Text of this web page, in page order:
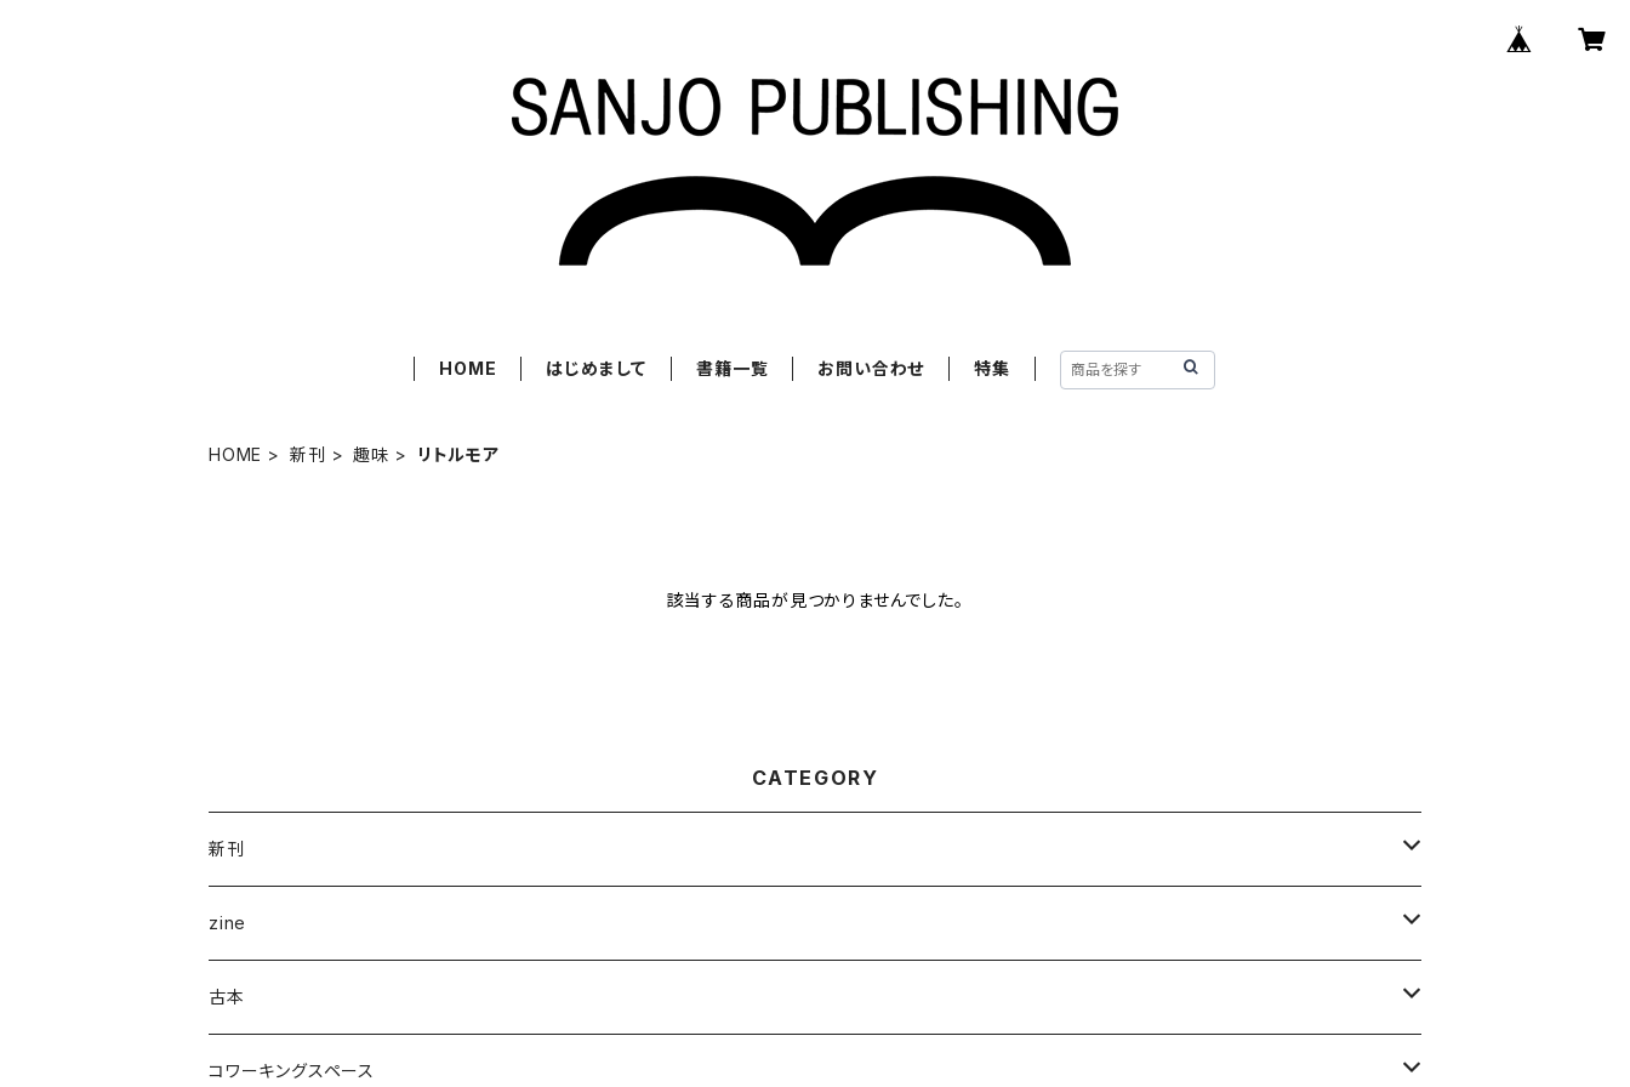
HOME はじめまして 書籍一覧 お問い合わせ 特集
HOME 新刊 趣味 リトルモア
該当する商品が見つかりませんでした。
CATEGORY
新刊
企画展＆ブックフェア
ナナロク社
書肆侃侃房
ことば・文学・エッセイ
新潟県作家
人文
zine
新潟県
まちの日々編集室
写真集
古本
アート・デザイン
コワーキングスペース